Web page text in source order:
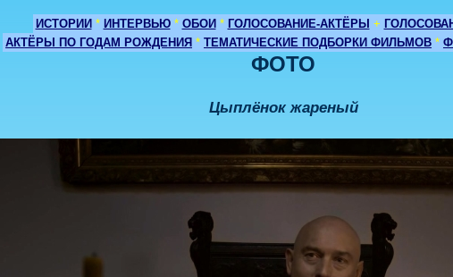
ИСТОРИИ * ИНТЕРВЬЮ * ОБОИ * ГОЛОСОВАНИЕ-АКТЁРЫ +
АКТЁРЫ ПО ГОДАМ РОЖДЕНИЯ * ТЕМАТИЧЕСКИЕ ПОДБОРКИ ФИЛЬМОВ *
ФОТО
Цыплёнок жареный